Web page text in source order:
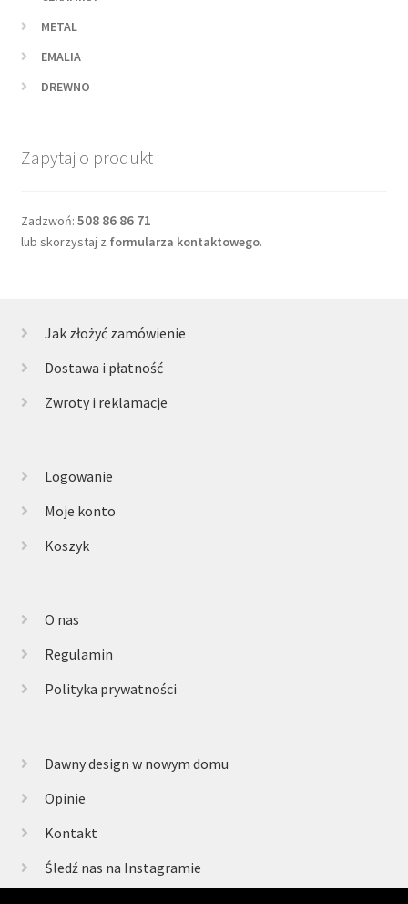
METAL
EMALIA
DREWNO
Zapytaj o produkt
Zadzwoń: 508 86 86 71
lub skorzystaj z formularza kontaktowego.
Jak złożyć zamówienie
Dostawa i płatność
Zwroty i reklamacje
Logowanie
Moje konto
Koszyk
O nas
Regulamin
Polityka prywatności
Dawny design w nowym domu
Opinie
Kontakt
Śledź nas na Instagramie